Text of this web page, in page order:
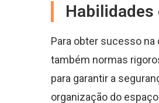
Para obter sucesso na
também normas
para garantir a
organização do